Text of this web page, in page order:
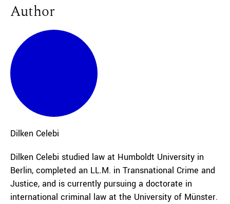
Author
Dilken Celebi
Dilken Celebi studied law at Humboldt University in
Berlin, completed an LL.M. in Transnational Crime and
Justice, and is currently pursuing a doctorate in
international criminal law at the University of Münster.